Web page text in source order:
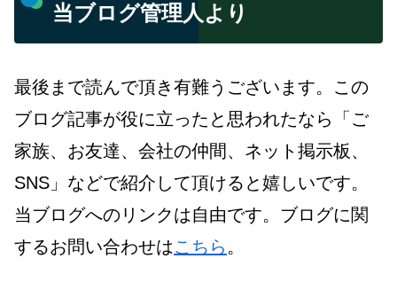
当ブログ管理人より
最後まで読んで頂き有難うございます。この
ブログ記事が役に立ったと思われたなら「ご
家族、お友達、会社の仲間、ネット掲示板、
SNS」などで紹介して頂けると嬉しいです。
当ブログへのリンクは自由です。ブログに関
するお問い合わせはこちら 。